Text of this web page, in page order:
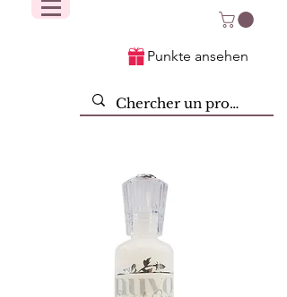
Punkte ansehen